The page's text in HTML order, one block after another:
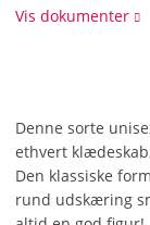
Vis dokumenter
Denne sorte
ethvert
Den klassiske
rund udskæring